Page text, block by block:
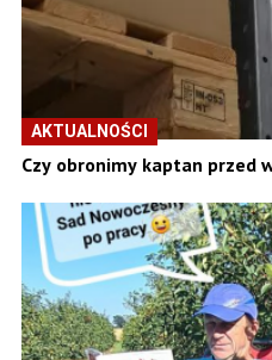
AKTUALNOŚCI
Czy obronimy kaptan przed